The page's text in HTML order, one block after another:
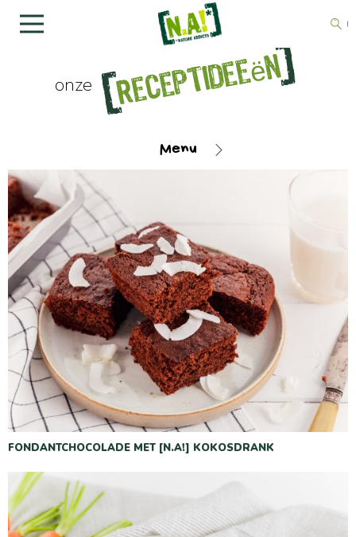
onze Receptideeën
Menu
FONDANTCHOCOLADE MET [N.A!] KOKOSDRANK